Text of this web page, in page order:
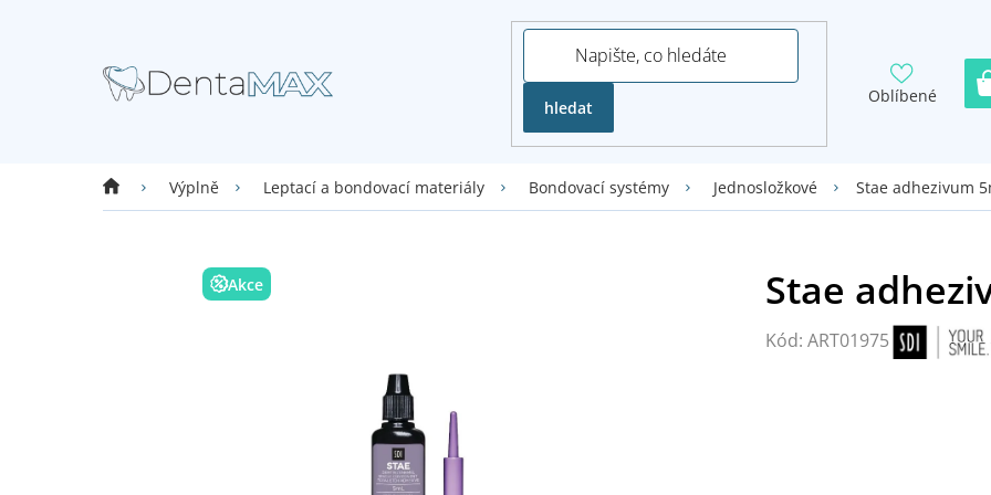
hledat
Oblíbené
Domů Výplně Leptací a bondovací materiály Bondovací systémy Jednosložkové Stae adhezivum
Akce
Kód: ART01975